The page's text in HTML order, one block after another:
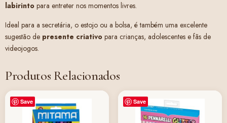
labirinto para entreter nos momentos livres.
Ideal para a secretária, o estojo ou a bolsa, é também uma excelente
sugestão de presente criativo para crianças, adolescentes e fãs de
videojogos.
Produtos Relacionados
Save Save